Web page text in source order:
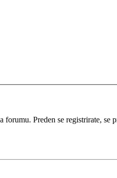
Preden se registrirate, se